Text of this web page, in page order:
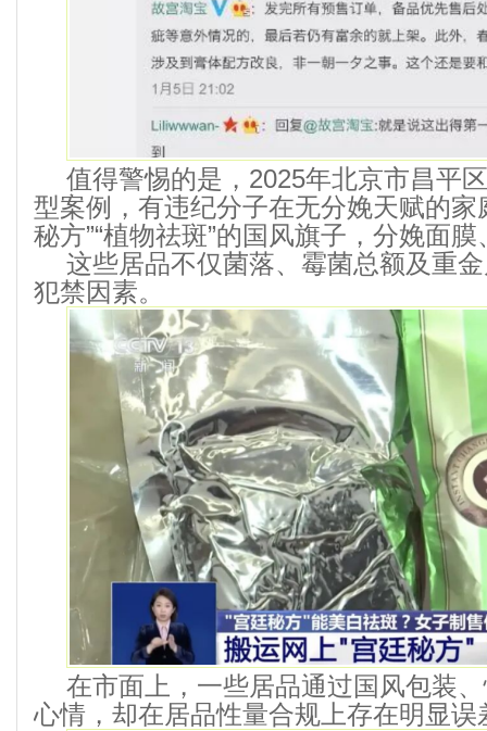
值得警惕的是，2025年北京市昌平
型案例，有违纪分子在无分娩天赋的家
秘方”“植物祛斑”的国风旗子，分娩面
这些居品不仅菌落、霉菌总额及重
犯禁因素。
在市面上，一些居品通过国风包装
心情，却在居品性量合规上存在明显误